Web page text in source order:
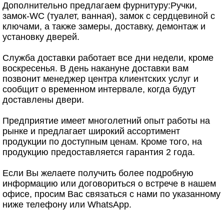
Дополнительно предлагаем фурнитуру:Ручки,
замок-WC (туалет, ванная), замок с сердцевиной с
ключами, а также замеры, доставку, демонтаж и
установку дверей.
Служба доставки работает все дни недели, кроме
воскресенья. В день накануне доставки вам
позвонит менеджер центра клиентских услуг и
сообщит о временном интервале, когда будут
доставлены двери.
Предприятие имеет многолетний опыт работы на
рынке и предлагает широкий ассортимент
продукции по доступным ценам. Кроме того, на
продукцию предоставляется гарантия 2 года.
Если Вы желаете получить более подробную
информацию или договориться о встрече в нашем
офисе, просим Вас связаться с нами по указанному
ниже телефону или WhatsApp.